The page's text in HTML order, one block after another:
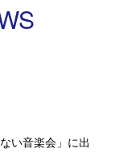
い音楽会」に出